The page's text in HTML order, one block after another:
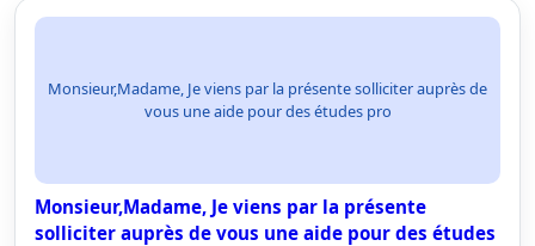
Monsieur,Madame, Je viens par la présente solliciter auprès de
vous une aide pour des études pro
Monsieur,Madame, Je viens par la présente
solliciter auprès de vous une aide pour des études